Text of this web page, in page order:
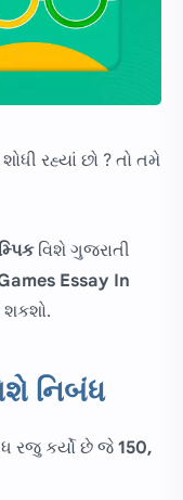
રહ્યાં છો ? તો તમે
વિશે ગુજરાતી
Essay In
શકશો.
નિબંધ
રજુ કર્યો છે જે 150,